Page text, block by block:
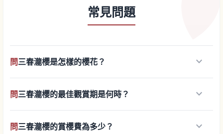
常見問題
問三春瀧櫻是怎樣的櫻花？ keyboard_arrow_down
問三春瀧櫻的最佳觀賞期是何時？ keyboard_arrow_down
問三春瀧櫻的賞櫻費為多少？ keyboard_arrow_down